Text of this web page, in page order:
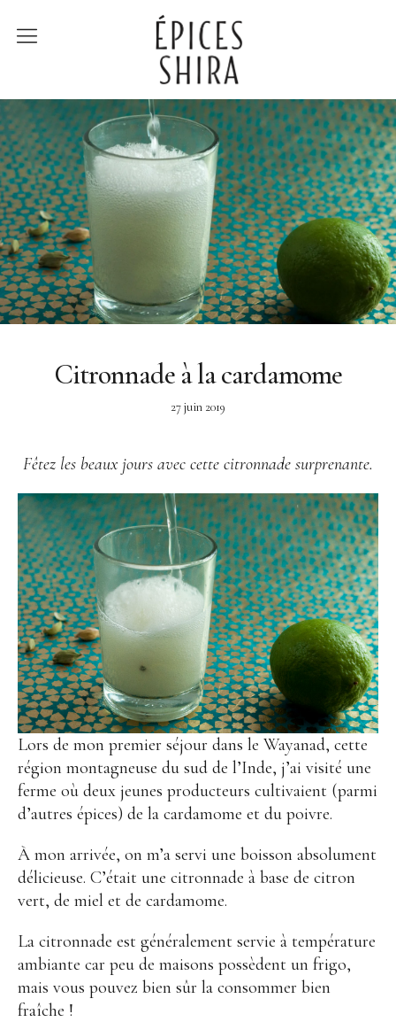
Épices Shira
Revenir à la boutique
Recettes
À la rencontre des
producteurs
Lumière sur…
Citronnade à la cardamome
27 juin 2019
Fêtez les beaux jours avec cette citronnade surprenante.
Lors de mon premier séjour dans le Wayanad, cette
région montagneuse du sud de l’Inde, j’ai visité une
ferme où deux jeunes producteurs cultivaient (parmi
d’autres épices) de la cardamome et du poivre.
À mon arrivée, on m’a servi une boisson absolument
délicieuse. C’était une citronnade à base de citron
vert, de miel et de cardamome.
La citronnade est généralement servie à température
ambiante car peu de maisons possèdent un frigo,
mais vous pouvez bien sûr la consommer bien
fraîche !